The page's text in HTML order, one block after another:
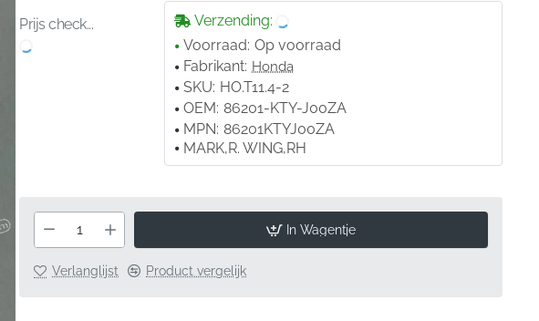
Prijs check...
Verzending:
Voorraad: Op voorraad
Fabrikant: Honda
SKU: HO.T11.4-2
OEM: 86201-KTY-J00ZA
MPN: 86201KTYJ00ZA
MARK,R. WING,RH
In Wagentje
Verlanglijst Product vergelijk